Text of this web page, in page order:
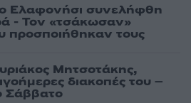
Ελαφονήσι συνελήφθη
- Τον «τσάκωσαν»
προσποιήθηκαν τους
Μητσοτάκης,
διακοπές του –
Σάββατο